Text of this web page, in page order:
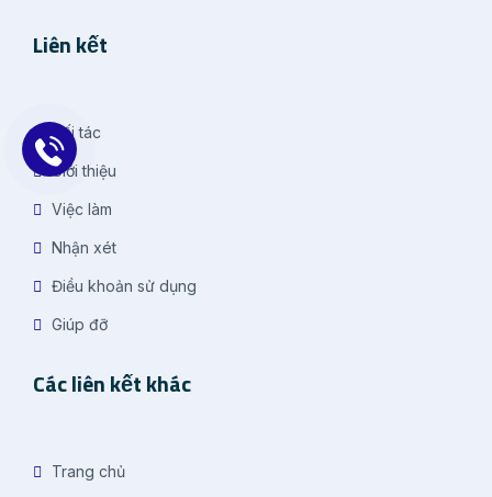
Liên kết
Đối tác
Giới thiệu
Việc làm
Nhận xét
Điều khoản sử dụng
Giúp đỡ
Các liên kết khác
Trang chủ